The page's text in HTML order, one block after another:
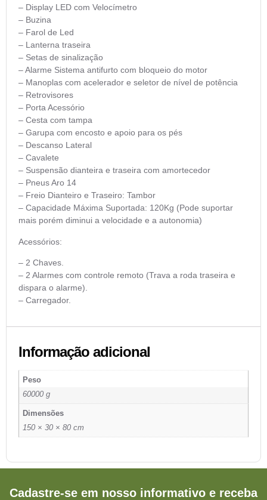
– Display LED com Velocímetro
– Buzina
– Farol de Led
– Lanterna traseira
– Setas de sinalização
– Alarme Sistema antifurto com bloqueio do motor
– Manoplas com acelerador e seletor de nível de potência
– Retrovisores
– Porta Acessório
– Cesta com tampa
– Garupa com encosto e apoio para os pés
– Descanso Lateral
– Cavalete
– Suspensão dianteira e traseira com amortecedor
– Pneus Aro 14
– Freio Dianteiro e Traseiro: Tambor
– Capacidade Máxima Suportada: 120Kg (Pode suportar
mais porém diminui a velocidade e a autonomia)
Acessórios:
– 2 Chaves.
– 2 Alarmes com controle remoto (Trava a roda traseira e
dispara o alarme).
– Carregador.
Informação adicional
Peso
60000 g
Dimensões
150 × 30 × 80 cm
Cadastre-se em nosso informativo e receba